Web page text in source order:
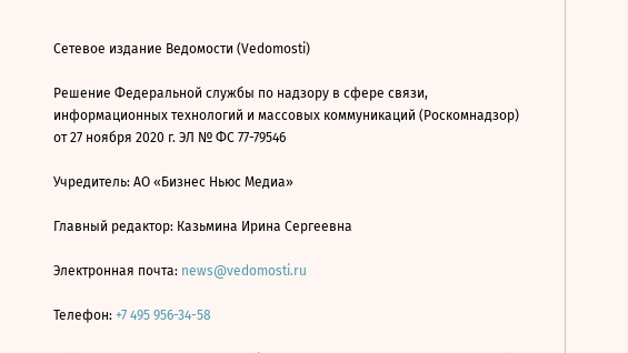
Сетевое издание Ведомости (Vedomosti)
Решение Федеральной службы по надзору в сфере связи,
информационных технологий и массовых коммуникаций (Роскомнадзор)
от 27 ноября 2020 г. ЭЛ № ФС 77-79546
Учредитель: АО «Бизнес Ньюс Медиа»
Главный редактор: Казьмина Ирина Сергеевна
Электронная почта: news@vedomosti.ru
Телефон: +7 495 956-34-58